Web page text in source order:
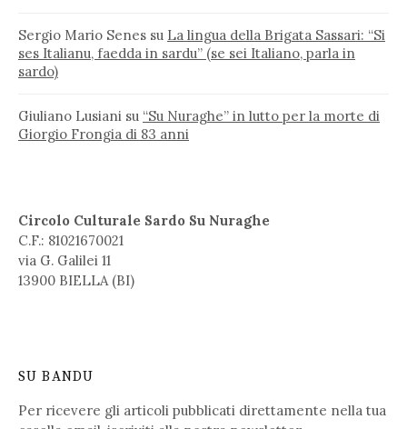
Sergio Mario Senes su La lingua della Brigata Sassari: “Si
ses Italianu, faedda in sardu” (se sei Italiano, parla in
sardo)
Giuliano Lusiani su “Su Nuraghe” in lutto per la morte di
Giorgio Frongia di 83 anni
Circolo Culturale Sardo Su Nuraghe
C.F.: 81021670021
via G. Galilei 11
13900 BIELLA (BI)
SU BANDU
Per ricevere gli articoli pubblicati direttamente nella tua